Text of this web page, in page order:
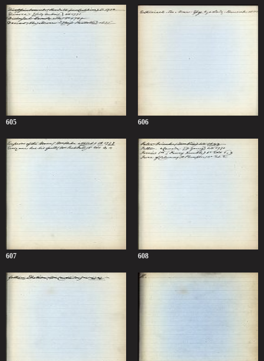
605 606
607 608